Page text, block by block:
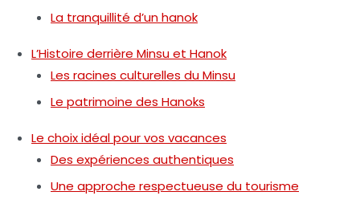
La tranquillité d’un hanok
L’Histoire derrière Minsu et Hanok
Les racines culturelles du Minsu
Le patrimoine des Hanoks
Le choix idéal pour vos vacances
Des expériences authentiques
Une approche respectueuse du tourisme